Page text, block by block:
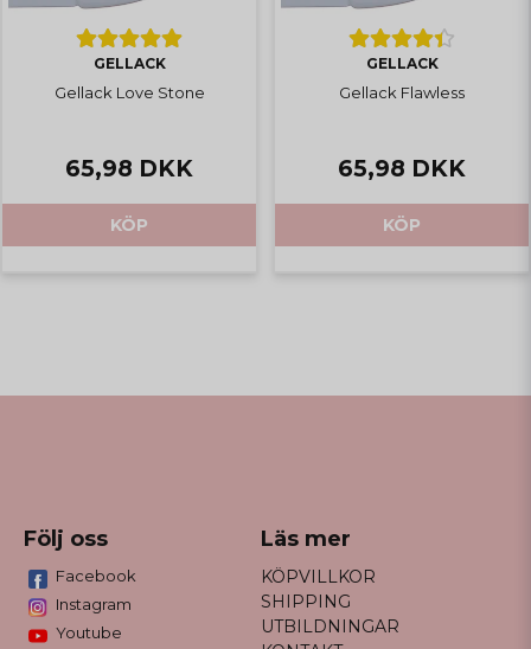
GELLACK
Gellack Love Stone
65,98 DKK
KÖP
GELLACK
Gellack Flawless
65,98 DKK
KÖP
Följ oss
Facebook
Instagram
Youtube
Läs mer
KÖPVILLKOR
SHIPPING
UTBILDNINGAR